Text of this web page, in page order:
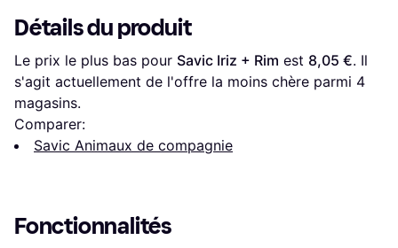
Détails du produit
Le prix le plus bas pour Savic Iriz + Rim est 8,05 €. Il
s'agit actuellement de l'offre la moins chère parmi 4
magasins.
Comparer:
Savic Animaux de compagnie
Fonctionnalités